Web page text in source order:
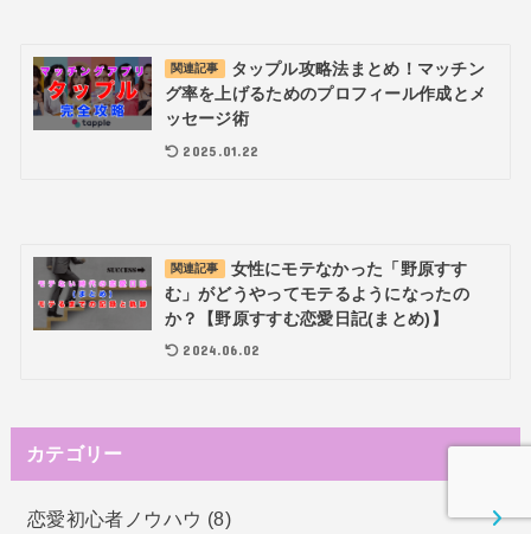
関連記事
タップル攻略法まとめ！マッチン
グ率を上げるためのプロフィール作成とメ
ッセージ術
2025.01.22
関連記事
女性にモテなかった「野原すす
む」がどうやってモテるようになったの
か？【野原すすむ恋愛日記(まとめ)】
2024.06.02
カテゴリー
恋愛初心者ノウハウ (8)